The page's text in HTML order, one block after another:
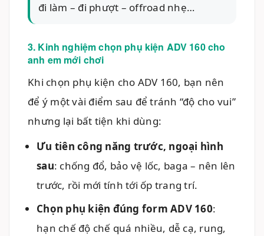
đi làm – đi phượt – offroad nhẹ…
3. Kinh nghiệm chọn phụ kiện ADV 160 cho
anh em mới chơi
Khi chọn phụ kiện cho ADV 160, bạn nên
để ý một vài điểm sau để tránh “độ cho vui”
nhưng lại bất tiện khi dùng:
Ưu tiên công năng trước, ngoại hình
sau: chống đổ, bảo vệ lốc, baga – nên lên
trước, rồi mới tính tới ốp trang trí.
Chọn phụ kiện đúng form ADV 160:
hạn chế độ chế quá nhiều, dễ cạ, rung,